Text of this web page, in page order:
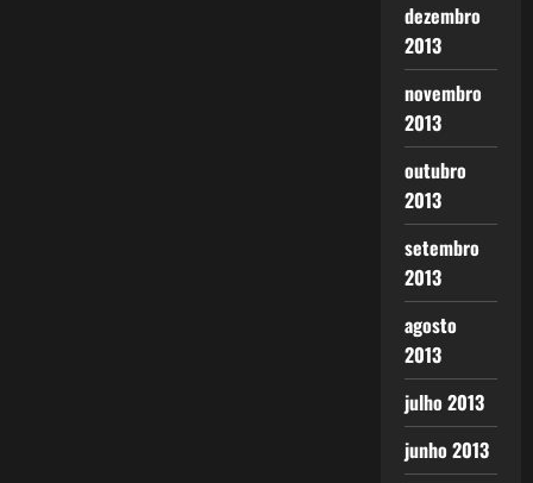
dezembro
2013
novembro
2013
outubro
2013
setembro
2013
agosto
2013
julho 2013
junho 2013